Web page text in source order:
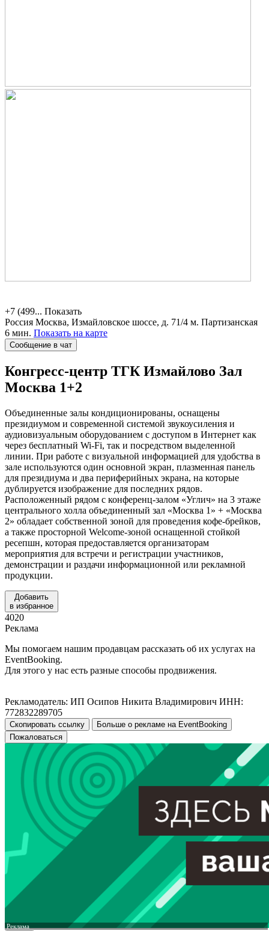
+7 (499... Показать
Россия Москва, Измайловское шоссе, д. 71/4 м. Партизанская
6 мин. Показать на карте
Сообщение в чат
Конгресс-центр ТГК Измайлово Зал
Москва 1+2
Объединенные залы кондиционированы, оснащены
президиумом и современной системой звукоусиления и
аудиовизуальным оборудованием с доступом в Интернет как
через бесплатный Wi-Fi, так и посредством выделенной
линии. При работе с визуальной информацией для удобства в
зале используются один основной экран, плазменная панель
для президиума и два периферийных экрана, на которые
дублируется изображение для последних рядов.
Расположенный рядом с конференц-залом «Углич» на 3 этаже
центрального холла объединенный зал «Москва 1» + «Москва
2» обладает собственной зоной для проведения кофе-брейков,
а также просторной Welcome-зоной оснащенной стойкой
ресепшн, которая предоставляется организаторам
мероприятия для встречи и регистрации участников,
демонстрации и раздачи информационной или рекламной
продукции.
Добавить
в избранное
4020
Реклама
Мы помогаем нашим продавцам рассказать об их услугах на
EventBooking.
Для этого у нас есть разные способы продвижения.
Рекламодатель: ИП Осипов Никита Владимирович ИНН:
772832289705
Скопировать ссылку
Больше о рекламе на EventBooking
Пожаловаться
Реклама